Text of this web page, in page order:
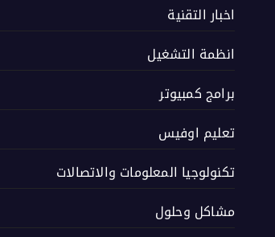
اخبار التقنية
انظمة التشغيل
برامج كمبيوتر
تعليم اوفيس
تكنولوجيا المعلومات والاتصالات
مشاكل وحلول